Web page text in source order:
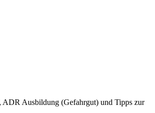
ADR Ausbildung (Gefahrgut) und Tipps zur